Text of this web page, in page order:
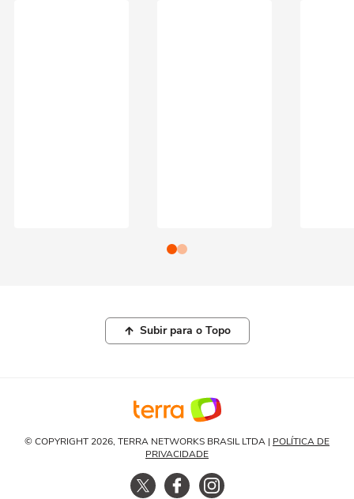
Subir para o Topo
© COPYRIGHT 2026, TERRA NETWORKS BRASIL LTDA | POLÍTICA DE
PRIVACIDADE